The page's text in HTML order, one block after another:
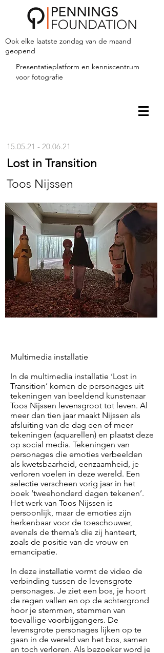
Ook elke laatste zondag van de maand
geopend
Presentatieplatform en kenniscentrum
voor fotografie
15.05.21 - 20.06.21
Lost in Transition
Toos Nijssen
Multimedia installatie
In de multimedia installatie ‘Lost in
Transition’ komen de personages uit
tekeningen van beeldend kunstenaar
Toos Nijssen levensgroot tot leven. Al
meer dan tien jaar maakt Nijssen als
afsluiting van de dag een of meer
tekeningen (aquarellen) en plaatst deze
op social media. Tekeningen van
personages die emoties verbeelden
als kwetsbaarheid, eenzaamheid, je
verloren voelen in deze wereld. Een
selectie verscheen vorig jaar in het
boek ‘tweehonderd dagen tekenen’.
Het werk van Toos Nijssen is
persoonlijk, maar de emoties zijn
herkenbaar voor de toeschouwer,
evenals de thema’s die zij hanteert,
zoals de positie van de vrouw en
emancipatie.
In deze installatie vormt de video de
verbinding tussen de levensgrote
personages. Je ziet een bos, je hoort
de regen vallen en op de achtergrond
hoor je stemmen, stemmen van
toevallige voorbijgangers. De
levensgrote personages lijken op te
gaan in de wereld van het bos, samen
en toch verloren. Als bezoeker word je